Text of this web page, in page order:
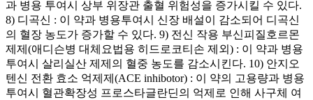
과 병용 투여시 상부 위장관 출혈 위험성을 증가시킬 수 있다.
8) 디곡신 : 이 약과 병용투여시 신장 배설이 감소되어 디곡신
의 혈장 농도가 증가할 수 있다. 9) 전신 작용 부신피질호르몬
제제(애디슨병 대체요법용 히드로코티손 제외) : 이 약과 병용
투여시 살리실산 제제의 혈중 농도를 감소시킨다. 10) 안지오
텐신 전환 효소 억제제(ACE inhibotor) : 이 약의 고용량과 병용
투여시 혈관확장성 프로스타글란딘의 억제로 인해 사구체 여